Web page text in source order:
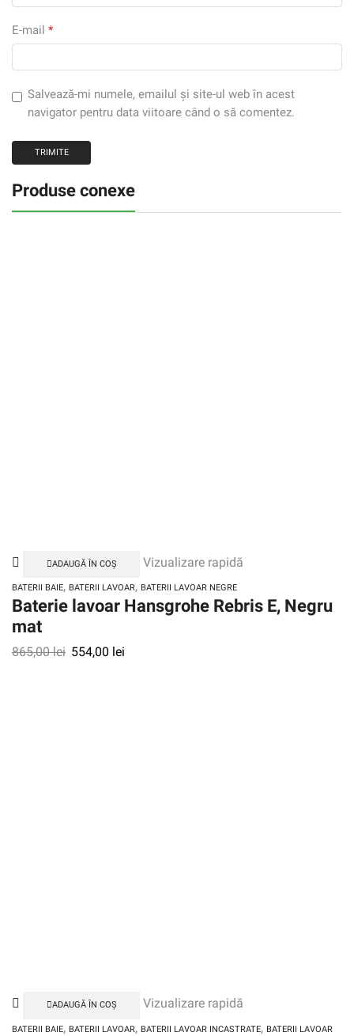
E-mail *
Salvează-mi numele, emailul și site-ul web în acest
navigator pentru data viitoare când o să comentez.
Produse conexe
ADAUGĂ ÎN COȘ Vizualizare rapidă
BATERII BAIE, BATERII LAVOAR, BATERII LAVOAR NEGRE
Baterie lavoar Hansgrohe Rebris E, Negru
mat
865,00lei 554,00 lei
ADAUGĂ ÎN COȘ Vizualizare rapidă
BATERII BAIE, BATERII LAVOAR, BATERII LAVOAR INCASTRATE, BATERII LAVOAR